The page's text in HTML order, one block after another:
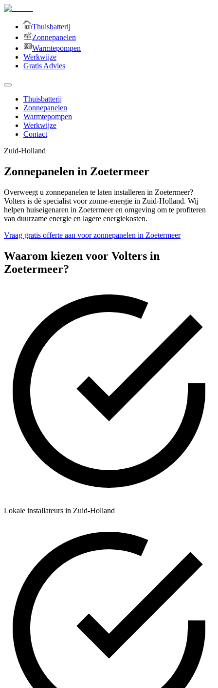
Thuisbatterij
Zonnepanelen
Warmtepompen
Werkwijze
Gratis Advies
Thuisbatterij
Zonnepanelen
Warmtepompen
Werkwijze
Contact
Zuid-Holland
Zonnepanelen in Zoetermeer
Overweegt u zonnepanelen te laten installeren in Zoetermeer?
Volters is dé specialist voor zonne-energie in Zuid-Holland. Wij
helpen huiseigenaren in Zoetermeer en omgeving om te profiteren
van duurzame energie en lagere energiekosten.
Vraag gratis offerte aan voor zonnepanelen in Zoetermeer
Waarom kiezen voor Volters in
Zoetermeer?
Lokale installateurs in Zuid-Holland